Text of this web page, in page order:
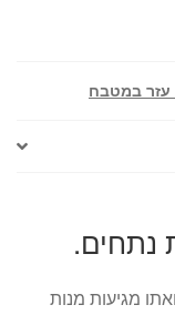
עזר במטבח
נתחים.
מגיעות מנות